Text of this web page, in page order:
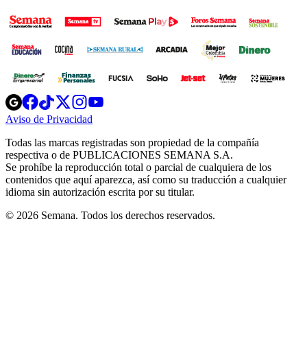
Opens
in
new
Opens
in
new
Opens
in
new
window
Opens
new
windowwindow
Aviso de Privacidad
new
window
Todas las marcas registradas son propiedad de la compañía
respectiva o de PUBLICACIONES SEMANA S.A.
Se prohíbe la reproducción total o parcial de cualquiera de los
contenidos que aquí aparezca, así como su traducción a cualquier
idioma sin autorización escrita por su titular.
© 2026 Semana. Todos los derechos reservados.